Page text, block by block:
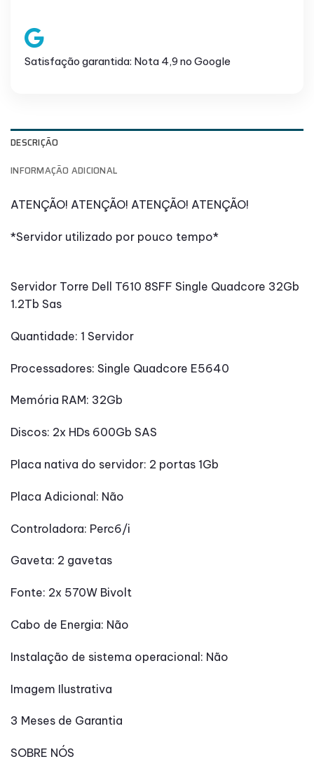
Satisfação garantida: Nota 4,9 no Google
DESCRIÇÃO
INFORMAÇÃO ADICIONAL
ATENÇÃO! ATENÇÃO! ATENÇÃO! ATENÇÃO!
*Servidor utilizado por pouco tempo*
Servidor Torre Dell T610 8SFF Single Quadcore 32Gb
1.2Tb Sas
Quantidade: 1 Servidor
Processadores: Single Quadcore E5640
Memória RAM: 32Gb
Discos: 2x HDs 600Gb SAS
Placa nativa do servidor: 2 portas 1Gb
Placa Adicional: Não
Controladora: Perc6/i
Gaveta: 2 gavetas
Fonte: 2x 570W Bivolt
Cabo de Energia: Não
Instalação de sistema operacional: Não
Imagem Ilustrativa
3 Meses de Garantia
SOBRE NÓS